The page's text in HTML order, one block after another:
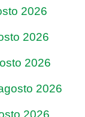
2026
2026
2026
2026
2026